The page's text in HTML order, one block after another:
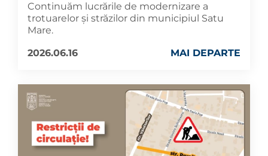
Continuăm lucrările de modernizare a
trotuarelor și străzilor din municipiul Satu
Mare.
2026.06.16
MAI DEPARTE